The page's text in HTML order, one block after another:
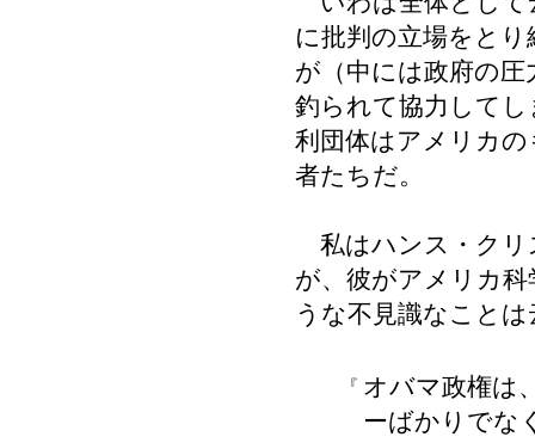
に批判の立場をと
が（中には政府の
釣られて協力して
利団体はアメリカ
者たちだ。
私はハンス・クリ
が、彼がアメリカ
うな不見識なこと
『 オバマ政権は
ーばかりでな